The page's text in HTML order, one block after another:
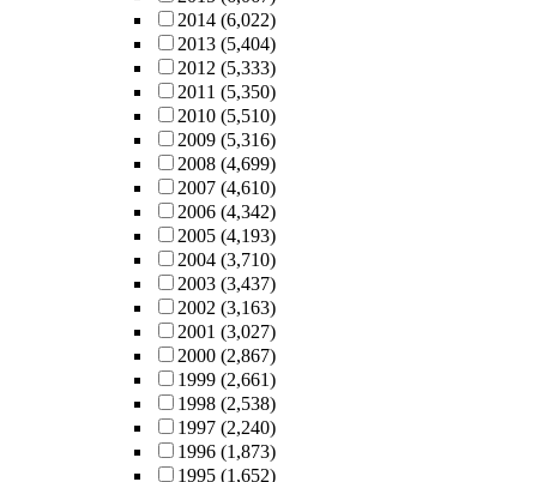
2014 (6,022)
2013 (5,404)
2012 (5,333)
2011 (5,350)
2010 (5,510)
2009 (5,316)
2008 (4,699)
2007 (4,610)
2006 (4,342)
2005 (4,193)
2004 (3,710)
2003 (3,437)
2002 (3,163)
2001 (3,027)
2000 (2,867)
1999 (2,661)
1998 (2,538)
1997 (2,240)
1996 (1,873)
1995 (1,652)